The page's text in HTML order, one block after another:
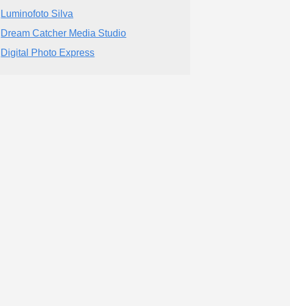
Luminofoto Silva
Dream Catcher Media Studio
Digital Photo Express